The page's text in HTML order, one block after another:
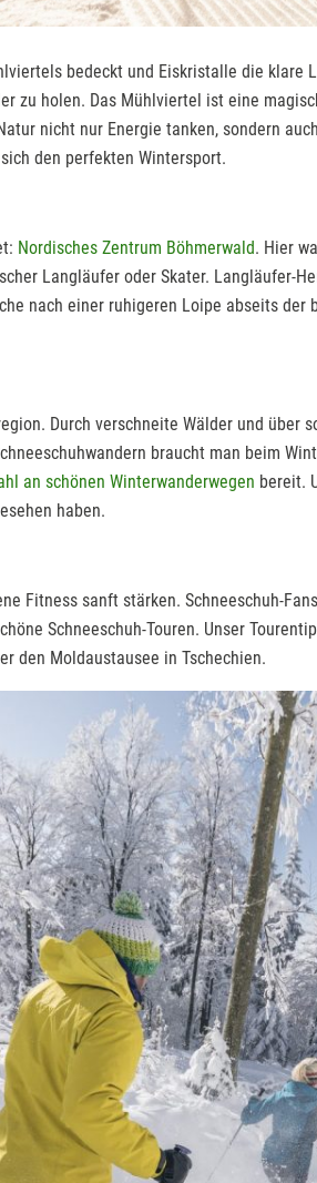
bedeckt und Eiskristalle die
zu holen. Das Mühlviertel ist eine
nicht nur Energie tanken, sondern
den perfekten Wintersport.
Nordisches Zentrum Böhmerwald. Hier
Langläufer oder Skater. Langläufer-
nach einer ruhigeren Loipe abseits
Durch verschneite Wälder und
braucht man beim
an schönen Winterwanderwegen bereit.
haben.
Fitness sanft stärken. Schneeschuh-
Schneeschuh-Touren. Unser
den Moldaustausee in Tschechien.